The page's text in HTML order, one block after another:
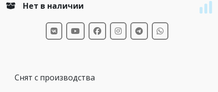
Нет в наличии
Снят с производства